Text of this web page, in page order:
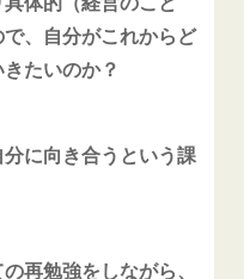
、自分がこれからど
たいのか？
に向き合うという課
再勉強をしながら、